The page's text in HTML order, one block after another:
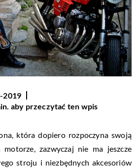
2019
aby przeczytać ten wpis
która dopiero rozpoczyna swoją
zazwyczaj nie ma jeszcze
stroju i niezbędnych akcesoriów